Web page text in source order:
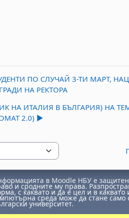
ПО СЛУЧАЙ 3-ТИ МАРТ,
НА РЕКТОРА
НА ИТАЛИЯ В БЪЛГАРИЯ) НА
2.0) ▶︎
в Moodle НБУ е
и сродните му права.
с каквато и да е цел и в
среда може да стане само
университет.